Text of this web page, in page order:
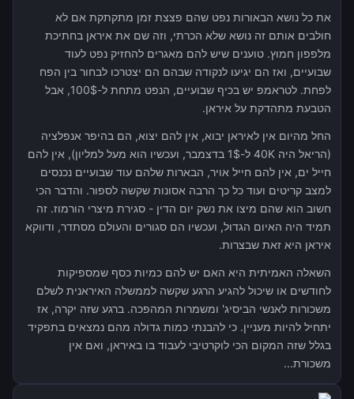
את כל נושא הבאורות נפט שהם פצצת זמן מתקתקת אם לא
חולבים אותם זה נושא שלא הכרתי, וזה שם את איראן בחתיכת
מלפפון חמוץ. טוענים שיש להם מאגרים להחזיק נפט לעוד
שבועיים, ואז הם יגיעו לנקודה שבהם הם יצטרכו לבחור בין הפח
לפחת. לטראמפ יש בכיף שבועיים, הנפט מתחת ל-100$, אבל
הטבעת מתהדקת על איראן.
החל מהיום אין לאיראן יבוא, אין להם יצוא, הם בהיפר אנפלציה
(הריאל היה 40K ל-1$ בדצמבר, ועכשיו הוא מעל למליון), אין להם
חייל ים, אין להם חייל אויר, הבארות שלהם עוד שבועיים נכנסים
למצב קריטים ועוד כל כך הרבה אסונות שקשה לספור. והדבר הכי
חשוב הוא שהם מיצו את נשק יום הדין - סגירת מיצרי הורמוז. זה
תמיד היה האיום הגדול, ועכשיו הם סגורים והעולם מסתדר, ודווקא
איראן היא זאת שבצרות.
השאלה האמיתית היא האם יש להם כמיות כסף שמספיקות
לחודשים או שיכול להגיע הרגע שקשה לממשלה האיראנית לשלם
משכורות לאנשי הביסיג' ומשמרות המהפכה. ברגע שזה יקרה, אז
יתחיל להיות מעניין. כי להבנתי כמות גדולה מהם נמצאים בתפקיד
בגלל שזה המקום הכי לוקרטיבי לעבוד בו באיראן, ואם אין
משכורת...